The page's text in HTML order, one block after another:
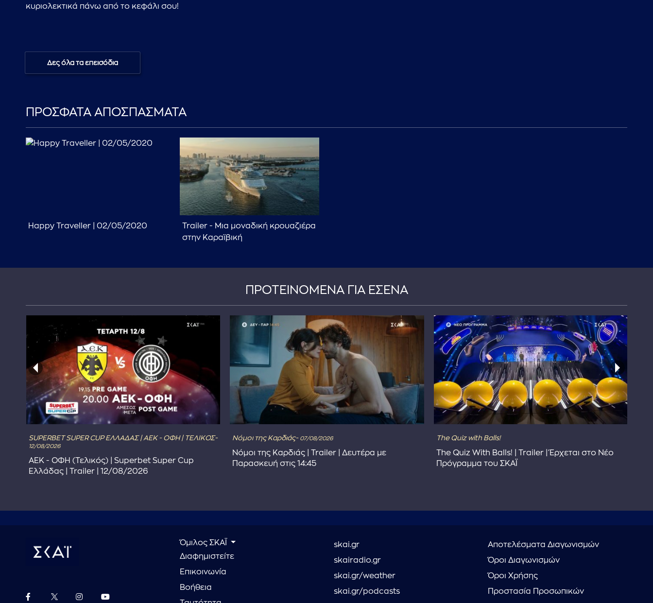
κυριολεκτικά πάνω από το κεφάλι σου!
Δες όλα τα επεισόδια
ΠΡΟΣΦΑΤΑ ΑΠΟΣΠΑΣΜΑΤΑ
Happy Traveller | 02/05/2020
Trailer - Μια μοναδική κρουαζιέρα
στην Καραϊβική
ΠΡΟΤΕΙΝΟΜΕΝΑ ΓΙΑ ΕΣΕΝΑ
SUPERBET SUPER CUP ΕΛΛΑΔΑΣ | ΑΕΚ - ΟΦΗ | ΤΕΛΙΚΟΣ-
12/08/2026
ΑΕΚ - ΟΦΗ (Τελικός) | Superbet Super Cup
Ελλάδας | Trailer | 12/08/2026
Νόμοι της Καρδιάς- 07/08/2026
Νόμοι της Καρδιάς | Trailer | Δευτέρα με
Παρασκευή στις 14:45
The Quiz with Balls!
The Quiz With Balls! | Trailer | Έρχεται στο Νέο
Πρόγραμμα του ΣΚΑΪ
Όμιλος ΣΚΑΪ
Διαφημιστείτε
Επικοινωνία
Βοήθεια
skai.gr
skairadio.gr
skai.gr/weather
skai.gr/podcasts
Αποτελέσματα Διαγωνισμών
Όροι Διαγωνισμών
Όροι Χρήσης
Προστασία Προσωπικών